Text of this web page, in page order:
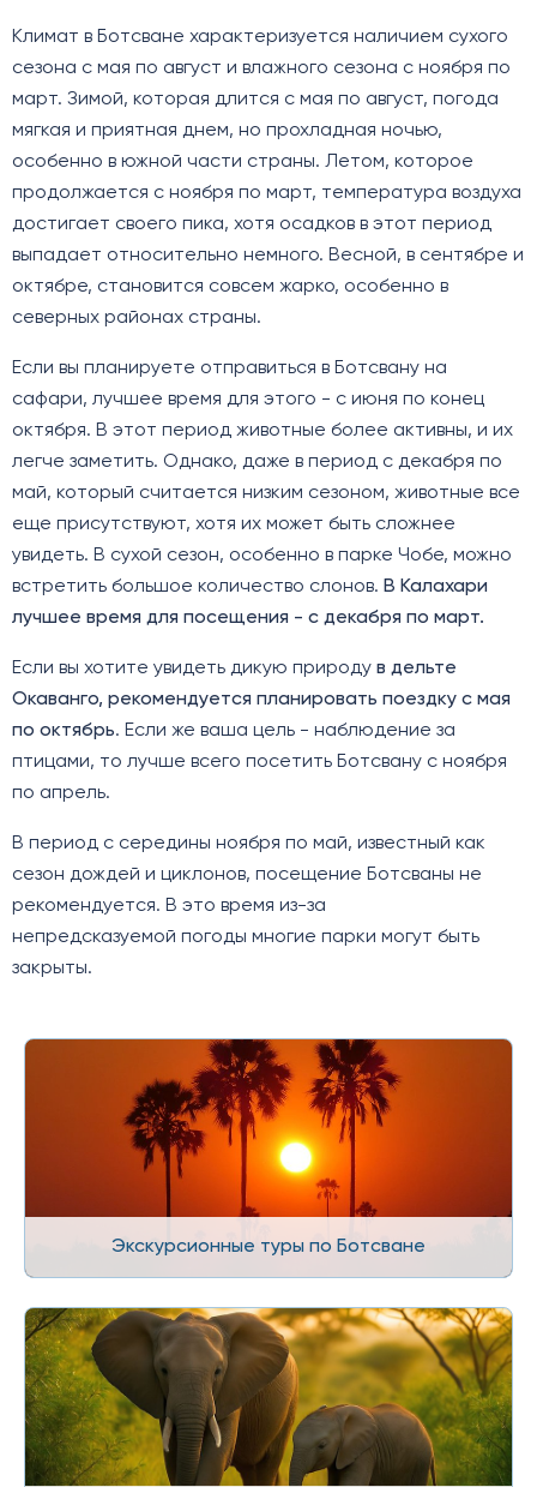
Климат в Ботсване характеризуется наличием сухого
сезона с мая по август и влажного сезона с ноября по
март. Зимой, которая длится с мая по август, погода
мягкая и приятная днем, но прохладная ночью,
особенно в южной части страны. Летом, которое
продолжается с ноября по март, температура воздуха
достигает своего пика, хотя осадков в этот период
выпадает относительно немного. Весной, в сентябре и
октябре, становится совсем жарко, особенно в
северных районах страны.
Если вы планируете отправиться в Ботсвану на
сафари, лучшее время для этого - с июня по конец
октября. В этот период животные более активны, и их
легче заметить. Однако, даже в период с декабря по
май, который считается низким сезоном, животные все
еще присутствуют, хотя их может быть сложнее
увидеть. В сухой сезон, особенно в парке Чобе, можно
встретить большое количество слонов. В Калахари
лучшее время для посещения - с декабря по март.
Если вы хотите увидеть дикую природу в дельте
Окаванго, рекомендуется планировать поездку с мая
по октябрь. Если же ваша цель - наблюдение за
птицами, то лучше всего посетить Ботсвану с ноября
по апрель.
В период с середины ноября по май, известный как
сезон дождей и циклонов, посещение Ботсваны не
рекомендуется. В это время из-за
непредсказуемой погоды многие парки могут быть
закрыты.
Экскурсионные туры по Ботсване